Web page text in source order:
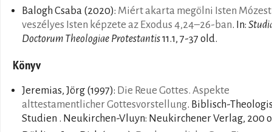
Balogh Csaba (2020): Miért akarta megölni Isten
veszélyes Isten képzete az Exodus 4,24–26-ban. In:
Doctorum Theologiae Protestantis11.1, 7-37 old.
Könyv
Jeremias, Jörg (1997): Die Reue Gottes. Aspekte
alttestamentlicher Gottesvorstellung. Biblisch-
Studien . Neukirchen-Vluyn: Neukirchener Verlag, 200